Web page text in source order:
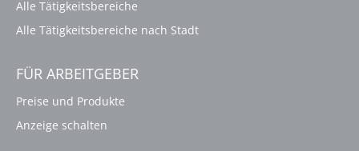
Alle Tätigkeitsbereiche
Alle Tätigkeitsbereiche nach Stadt
FÜR ARBEITGEBER
Preise und Produkte
Anzeige schalten